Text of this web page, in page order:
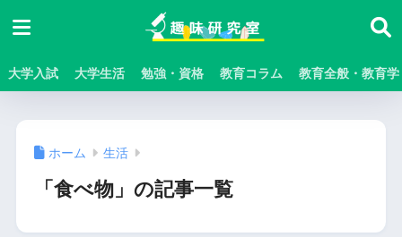
大学入試 大学生活 勉強・資格 教育コラム 教育全般・教育学
ホーム 生活
「食べ物」の記事一覧